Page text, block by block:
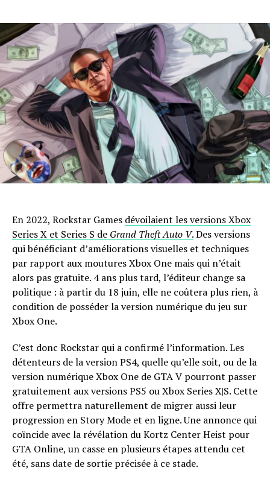
En 2022, Rockstar Games dévoilaient les versions Xbox
Series X et Series S de Grand Theft Auto V.Des versions
qui bénéficiant d’améliorations visuelles et techniques
par rapport aux moutures Xbox One mais qui n’était
alors pas gratuite. 4 ans plus tard, l’éditeur change sa
politique : à partir du 18 juin, elle ne coûtera plus rien, à
condition de posséder la version numérique du jeu sur
Xbox One.
C’est donc Rockstar qui a confirmé l’information. Les
détenteurs de la version PS4, quelle qu’elle soit, ou de la
version numérique Xbox One de GTA V pourront passer
gratuitement aux versions PS5 ou Xbox Series X|S. Cette
offre permettra naturellement de migrer aussi leur
progression en Story Mode et en ligne. Une annonce qui
coïncide avec la révélation du Kortz Center Heist pour
GTA Online, un casse en plusieurs étapes attendu cet
été, sans date de sortie précisée à ce stade.